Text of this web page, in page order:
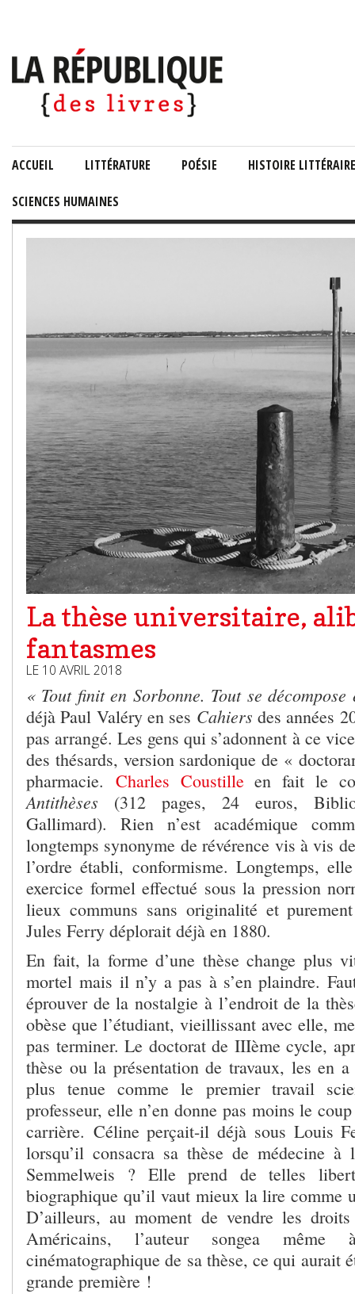
ACCUEIL LITTÉRATURE POÉSIE HISTOIRE LITTÉRAIRE
SCIENCES HUMAINES
La thèse universitaire,
fantasmes
LE 10 AVRIL 2018
« Tout finit en Sorbonne. Tout se décompose
déjà Paul Valéry en ses Cahiers des années
pas arrangé. Les gens qui s’adonnent à ce
des thésards, version sardonique de «
pharmacie. Charles Coustilleen fait le
Antithèses (312 pages, 24 euros,
Gallimard). Rien n’est académique
longtemps synonyme de révérence vis à vis
l’ordre établi, conformisme. Longtemps,
exercice formel effectué sous la pression
lieux communs sans originalité et
Jules Ferry déplorait déjà en 1880.
En fait, la forme d’une thèse change plus
mortel mais il n’y a pas à s’en plaindre.
éprouver de la nostalgie à l’endroit de la
obèse que l’étudiant, vieillissant avec elle,
pas terminer. Le doctorat de IIIème cycle,
thèse ou la présentation de travaux, les en
plus tenue comme le premier travail
professeur, elle n’en donne pas moins le
carrière. Céline perçait-il déjà sous Louis
lorsqu’il consacra sa thèse de médecine à
Semmelweis ? Elle prend de telles
biographique qu’il vaut mieux la lire comme
D’ailleurs, au moment de vendre les
Américains, l’auteur songea même
cinématographique de sa thèse, ce qui aurait
grande première !